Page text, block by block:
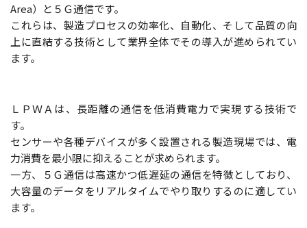
Area）と５Ｇ通信です。
これらは、製造プロセスの効率化、自動化、そして品質の向
上に直結する技術として業界全体でその導入が進められてい
ます。
ＬＰＷＡは、長距離の通信を低消費電力で実現する技術で
す。
センサーや各種デバイスが多く設置される製造現場では、電
力消費を最小限に抑えることが求められます。
一方、５Ｇ通信は高速かつ低遅延の通信を特徴としており、
大容量のデータをリアルタイムでやり取りするのに適してい
ます。